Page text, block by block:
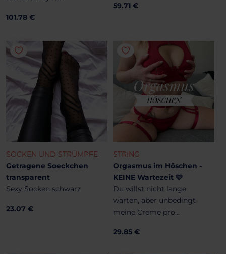
101.78 €
59.71 €
SOCKEN UND STRÜMPFE
Getragene Soeckchen
transparent
Sexy Socken schwarz
23.07 €
STRING
Orgasmus im Höschen -
KEINE Wartezeit 🩵
Du willst nicht lange
warten, aber unbedingt
meine Creme pro...
29.85 €